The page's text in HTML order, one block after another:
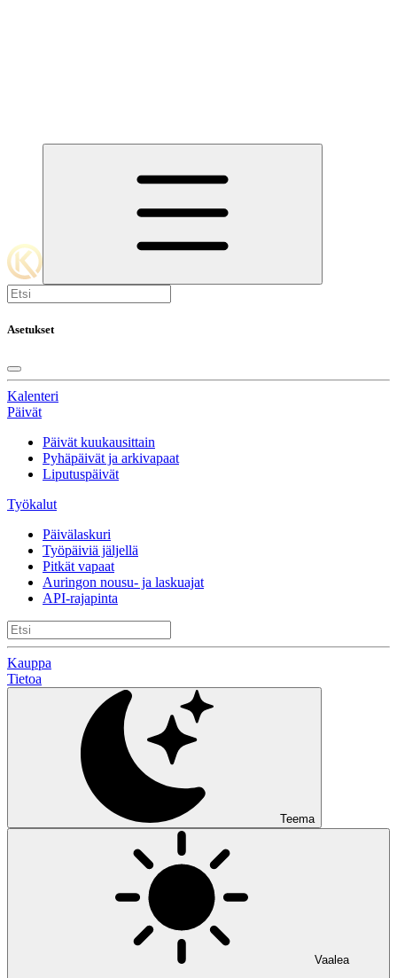
Asetukset
Kalenteri
Päivät
Päivät kuukausittain
Pyhäpäivät ja arkivapaat
Liputuspäivät
Työkalut
Päivälaskuri
Työpäiviä jäljellä
Pitkät vapaat
Auringon nousu- ja laskuajat
API-rajapinta
Kauppa
Tietoa
Teema
Vaalea